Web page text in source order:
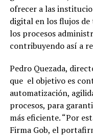
ofrecer a las
digital en los flujos de
los procesos
contribuyendo así a
Pedro Quezada,
que el objetivo es
automatización,
procesos, para
más eficiente. “Por
Firma Gob, el